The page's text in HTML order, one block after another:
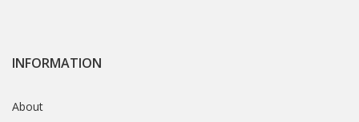
INFORMATION
About